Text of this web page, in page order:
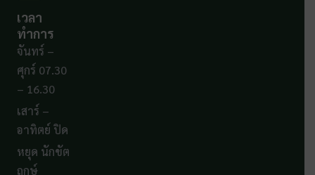
เวลา
ทำการ
จันทร์ –
ศุกร์ 07.30
– 16.30
เสาร์ –
อาทิตย์ ปิด
หยุด นักขัต
ฤกษ์